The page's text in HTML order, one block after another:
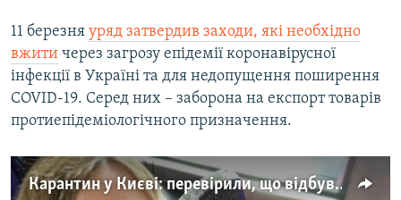
11 березня уряд затвердив заходи, які необхідно
вжити через загрозу епідемії коронавірусної
інфекції в Україні та для недопущення поширення
COVID-19. Серед них – заборона на експорт товарів
протиепідеміологічного призначення.
Карантин у Києві: перевірили, що відбувається у транспорті та у ТРЦ – відео